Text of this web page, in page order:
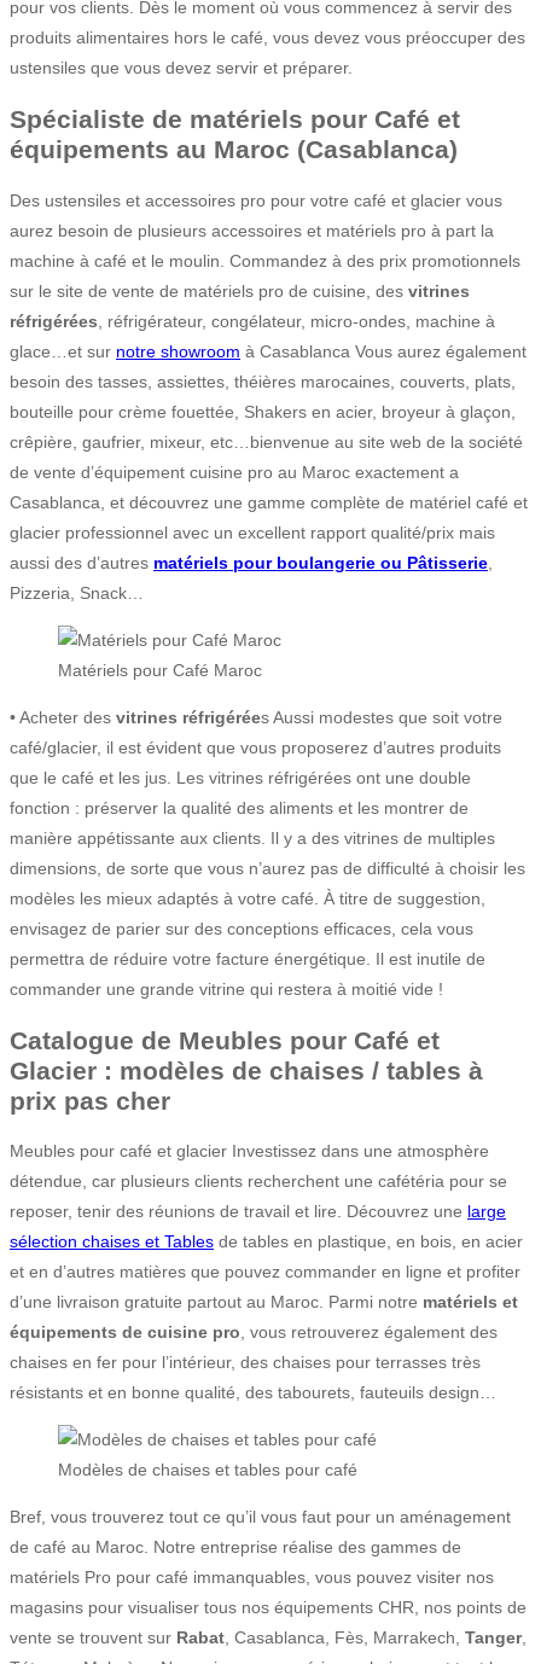
pour vos clients. Dès le moment où vous commencez à servir des
produits alimentaires hors le café, vous devez vous préoccuper des
ustensiles que vous devez servir et préparer.
Spécialiste de matériels pour Café et
équipements au Maroc (Casablanca)
Des ustensiles et accessoires pro pour votre café et glacier vous
aurez besoin de plusieurs accessoires et matériels pro à part la
machine à café et le moulin. Commandez à des prix promotionnels
sur le site de vente de matériels pro de cuisine, des vitrines
réfrigérées , réfrigérateur, congélateur, micro-ondes, machine à
glace…et sur notre showroom à Casablanca Vous aurez également
besoin des tasses, assiettes, théières marocaines, couverts, plats,
bouteille pour crème fouettée, Shakers en acier, broyeur à glaçon,
crêpière, gaufrier, mixeur, etc…bienvenue au site web de la société
de vente d’équipement cuisine pro au Maroc exactement a
Casablanca, et découvrez une gamme complète de matériel café et
glacier professionnel avec un excellent rapport qualité/prix mais
aussi des d’autres matériels pour boulangerie ou Pâtisserie
Pizzeria, Snack…
Matériels pour Café Maroc
• Acheter des vitrines réfrigérées Aussi modestes que soit votre
café/glacier, il est évident que vous proposerez d’autres produits
que le café et les jus. Les vitrines réfrigérées ont une double
fonction : préserver la qualité des aliments et les montrer de
manière appétissante aux clients. Il y a des vitrines de multiples
dimensions, de sorte que vous n’aurez pas de difficulté à choisir les
modèles les mieux adaptés à votre café. À titre de suggestion,
envisagez de parier sur des conceptions efficaces, cela vous
permettra de réduire votre facture énergétique. Il est inutile de
commander une grande vitrine qui restera à moitié vide !
Catalogue de Meubles pour Café et
Glacier : modèles de chaises / tables à
prix pas cher
Meubles pour café et glacier Investissez dans une atmosphère
détendue, car plusieurs clients recherchent une cafétéria pour se
reposer, tenir des réunions de travail et lire. Découvrez une large
sélection chaises et Tables de tables en plastique, en bois, en acier
et en d’autres matières que pouvez commander en ligne et profiter
d’une livraison gratuite partout au Maroc. Parmi notre matériels et
équipements de cuisine pro, vous retrouverez également des
chaises en fer pour l’intérieur, des chaises pour terrasses très
résistants et en bonne qualité, des tabourets, fauteuils design…
Modèles de chaises et tables pour café
Bref, vous trouverez tout ce qu’il vous faut pour un aménagement
de café au Maroc. Notre entreprise réalise des gammes de
matériels Pro pour café immanquables, vous pouvez visiter nos
magasins pour visualiser tous nos équipements CHR, nos points de
vente se trouvent sur Rabat, Casablanca, Fès, Marrakech, Tanger,